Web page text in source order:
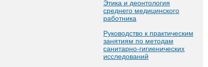
Этика и деонтология
среднего медицинского
работника
Руководство к практическим
занятиям по методам
санитарно-гигиенических
исследований